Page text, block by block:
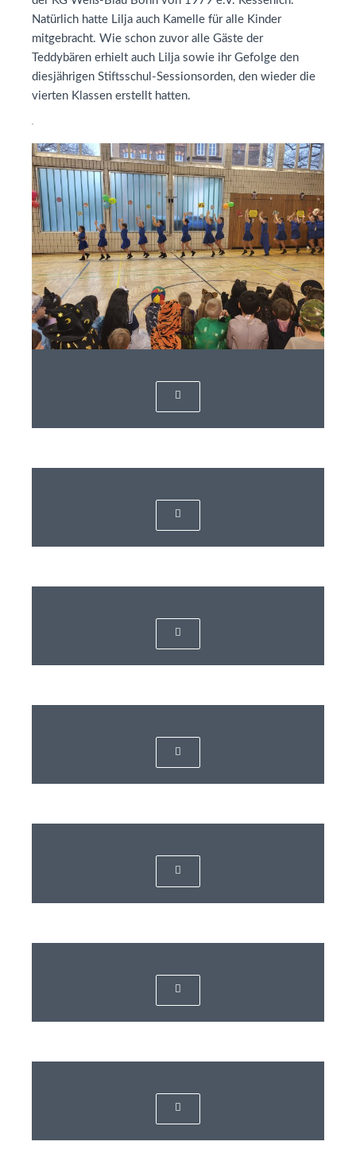
Natürlich hatte Lilja auch Kamelle für alle Kinder
mitgebracht. Wie schon zuvor alle Gäste der
Teddybären erhielt auch Lilja sowie ihr Gefolge den
diesjährigen Stiftsschul-Sessionsorden, den wieder die
vierten Klassen erstellt hatten.